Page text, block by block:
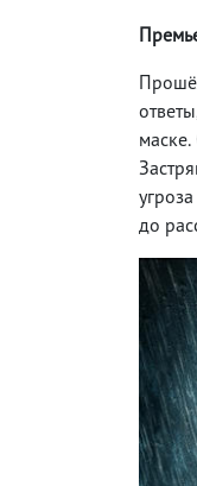
до